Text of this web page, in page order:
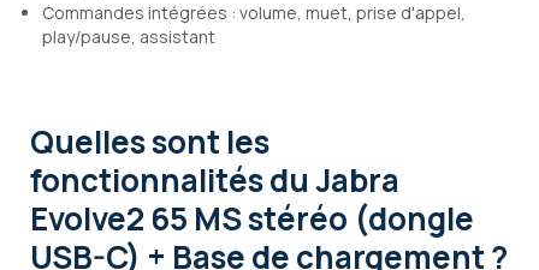
Commandes intégrées : volume, muet, prise d'appel,
play/pause, assistant
Quelles sont les
fonctionnalitésdu Jabra
Evolve2 65 MS stéréo (dongle
USB-C) + Base de chargement ?